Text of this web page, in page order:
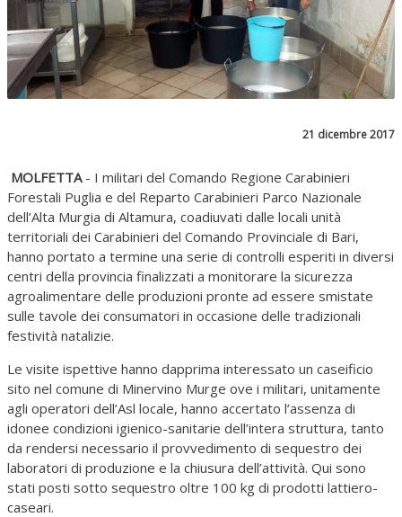
21 dicembre 2017
MOLFETTA- I militari del Comando Regione Carabinieri
Forestali Puglia e del Reparto Carabinieri Parco Nazionale
dell’Alta Murgia di Altamura, coadiuvati dalle locali unità
territoriali dei Carabinieri del Comando Provinciale di Bari,
hanno portato a termine una serie di controlli esperiti in diversi
centri della provincia finalizzati a monitorare la sicurezza
agroalimentare delle produzioni pronte ad essere smistate
sulle tavole dei consumatori in occasione delle tradizionali
festività natalizie.
Le visite ispettive hanno dapprima interessato un caseificio
sito nel comune di Minervino Murge ove i militari, unitamente
agli operatori dell’Asl locale, hanno accertato l’assenza di
idonee condizioni igienico-sanitarie dell’intera struttura, tanto
da rendersi necessario il provvedimento di sequestro dei
laboratori di produzione e la chiusura dell’attività. Qui sono
stati posti sotto sequestro oltre 100 kg di prodotti lattiero-
caseari.